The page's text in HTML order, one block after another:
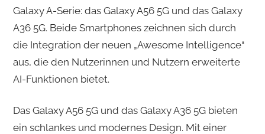
Galaxy A-Serie: das Galaxy A56 5G und das Galaxy
A36 5G. Beide Smartphones zeichnen sich durch
die Integration der neuen „Awesome Intelligence“
aus, die den Nutzerinnen und Nutzern erweiterte
AI-Funktionen bietet.​
Das Galaxy A56 5G und das Galaxy A36 5G bieten
ein schlankes und modernes Design. Mit einer